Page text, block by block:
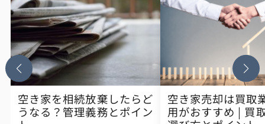
空き家を相続放棄したらど
うなる？管理義務とポイン
空き家売却は買取
用がおすすめ | 買